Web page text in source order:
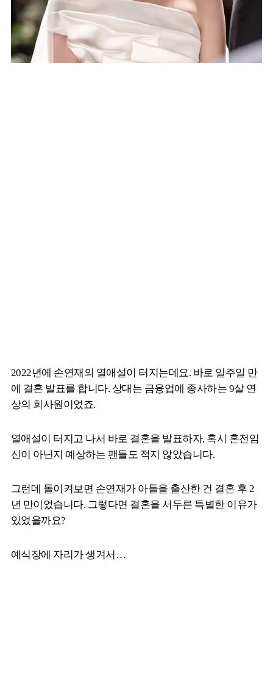
2022년에 손연재의 열애설이 터지는데요. 바로 일주일 만
에 결혼 발표를 합니다. 상대는 금융업에 종사하는 9살 연
상의 회사원이었죠.
열애설이 터지고 나서 바로 결혼을 발표하자, 혹시 혼전임
신이 아닌지 예상하는 팬들도 적지 않았습니다.
그런데 돌이켜보면 손연재가 아들을 출산한 건 결혼 후 2
년 만이었습니다. 그렇다면 결혼을 서두른 특별한 이유가
있었을까요?
예식장에 자리가 생겨서…